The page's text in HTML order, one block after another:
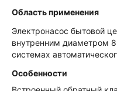
Область применения
Электронасос бытовой
внутренним диаметром
системах
Особенности